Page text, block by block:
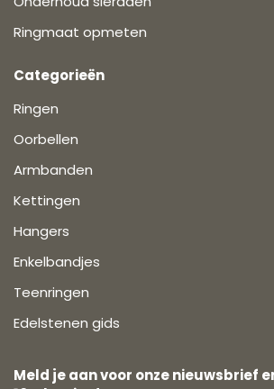
Ringmaat opmeten
Categorieën
Ringen
Oorbellen
Armbanden
Kettingen
Hangers
Enkelbandjes
Teenringen
Edelstenen gids
Meld je aan voor onze nieuwsbrief